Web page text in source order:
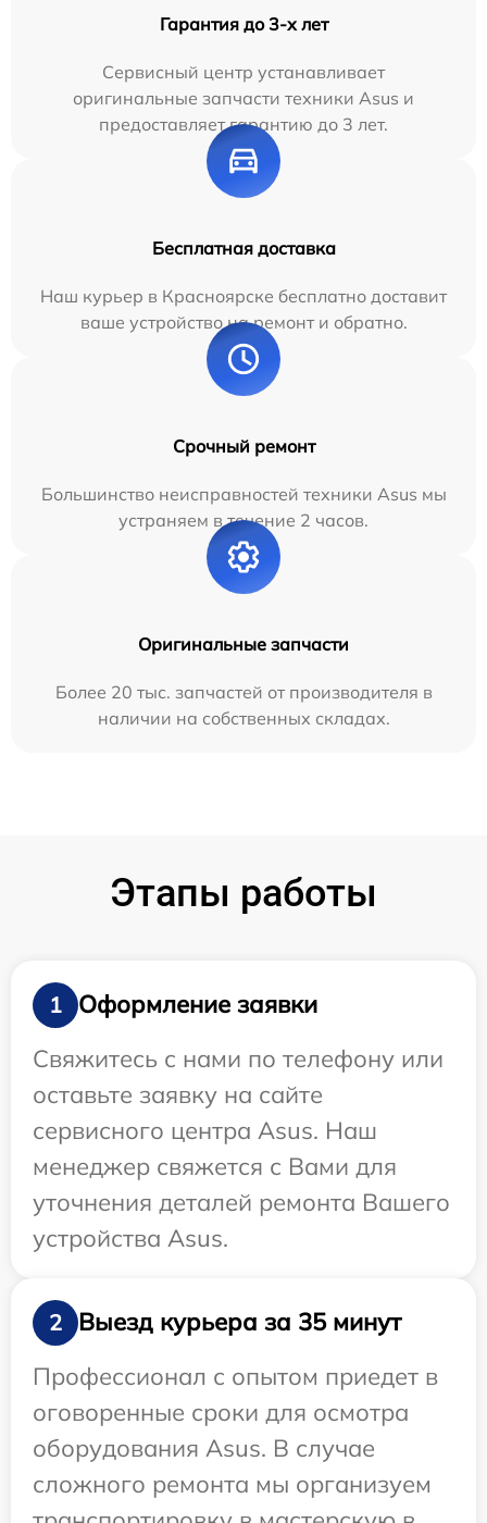
Гарантия до 3-х лет
Сервисный центр устанавливает
оригинальные запчасти техники Asus и
предоставляет гарантию до 3 лет.
Бесплатная доставка
Наш курьер в Красноярске бесплатно доставит
ваше устройство на ремонт и обратно.
Срочный ремонт
Большинство неисправностей техники Asus мы
устраняем в течение 2 часов.
Оригинальные запчасти
Более 20 тыс. запчастей от производителя в
наличии на собственных складах.
Этапы работы
1
Оформление заявки
Свяжитесь с нами по телефону или
оставьте заявку на сайте
сервисного центра Asus. Наш
менеджер свяжется с Вами для
уточнения деталей ремонта Вашего
устройства Asus.
2
Выезд курьера за 35 минут
Профессионал с опытом приедет в
оговоренные сроки для осмотра
оборудования Asus. В случае
сложного ремонта мы организуем